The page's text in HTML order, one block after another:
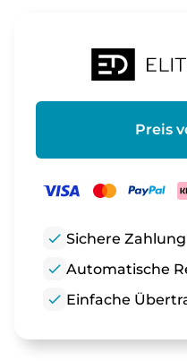
Preis
check Sichere
check Automatische
check Einfache